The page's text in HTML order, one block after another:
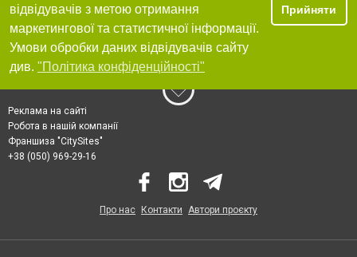
відвідувачів з метою отримання
маркетингової та статистичної інформації.
Умови обробки даних відвідувачів сайту
див. "Політика конфіденційності"
Прийняти
Реклама на сайті
Робота в нашій компанії
Франшиза "CitySites"
+38 (050) 969-29-16
Про нас Контакти Автори проєкту